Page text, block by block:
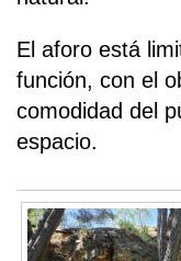
El aforo está
función, con el
comodidad del
espacio.